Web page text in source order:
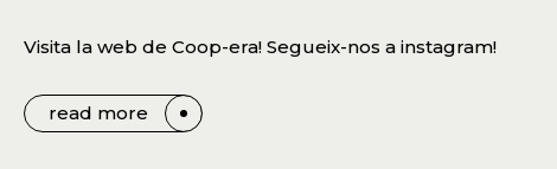
Visita la web de Coop-era! Segueix-nos a instagram!
read more